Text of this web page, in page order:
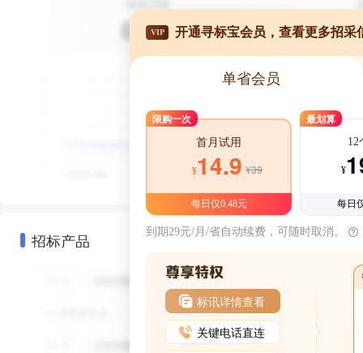
招标产品
VIP 开通寻标宝会员，查看更多招采
单省会员
限购一次
首月试用
¥14.9 ¥39
每日仅0.48元
最划算
12
¥
每日
到期29元/月/省自动续费，可随时取消。
标讯详情查看
关键电话直连